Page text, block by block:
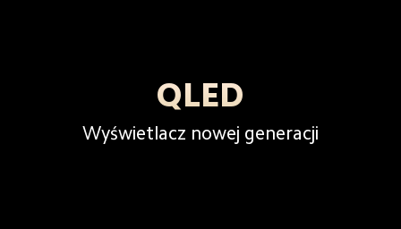
QLED
Wyświetlacz nowej generacji